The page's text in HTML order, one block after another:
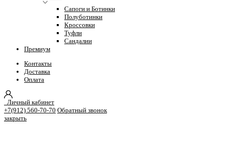
Сапоги и Ботинки
Полуботинки
Кроссовки
Туфли
Сандалии
Премиум
Контакты
Доставка
Оплата
Личный кабинет
+7(912) 560-70-70 Обратный звонок
закрыть